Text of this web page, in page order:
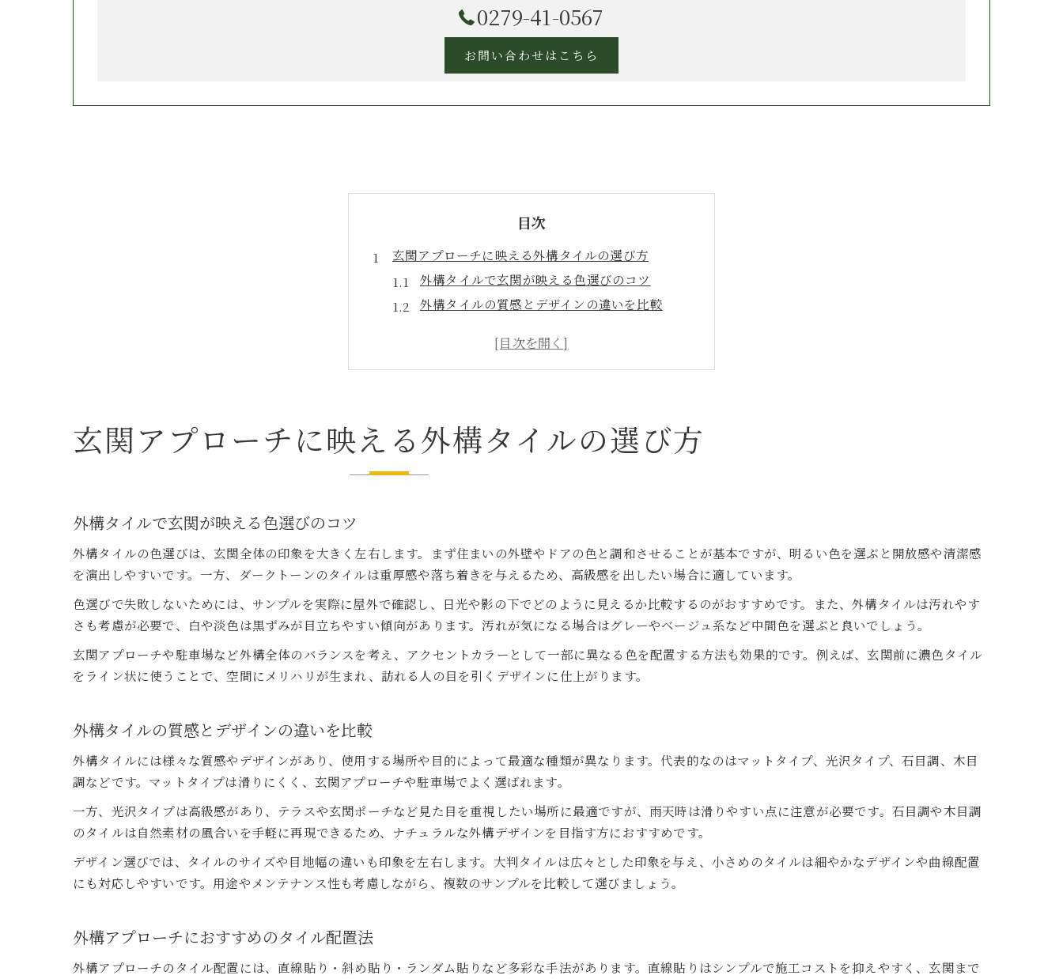
0279-41-0567
お問い合わせはこちら
目次
玄関アプローチに映える外構タイルの選び方
外構タイルで玄関が映える色選びのコツ
外構タイルの質感とデザインの違いを比較
外構タイルで玄関をおしゃれに見せる工夫
外構タイルとコンクリートの費用差と特徴
外構タイルの初期費用と維持コストを比較
外構タイルとコンクリートで迷うポイント
快適な駐車場に外構タイルを使うメリット
外構タイルで駐車場が快適になる理由
外構タイル駐車場のメンテナンス性を解説
外構タイルを使った駐車スペースの利便性
外構タイルで防汚・耐久性を高める方法
車との相性が良い外構タイルの選び方
外構タイル選びで重視すべきポイント
おしゃれな外構タイルのバリエーション
外構タイルの性能比較と選定のコツ
DIYで実現できる外構タイルの貼り方とは
外構タイルDIYに必要な道具と準備
初心者でもできる外構タイル貼り方ガイド
外構タイル置くだけ施工のメリット紹介
玄関アプローチに映える外構タイルの選び方
外構タイルで玄関が映える色選びのコツ
外構タイルの色選びは、玄関全体の印象を大きく左右します。まず住まいの外壁やドアの色と調和させることが基本ですが、明るい色を選ぶと開放感や清潔感
を演出しやすいです。一方、ダークトーンのタイルは重厚感や落ち着きを与えるため、高級感を出したい場合に適しています。
色選びで失敗しないためには、サンプルを実際に屋外で確認し、日光や影の下でどのように見えるか比較するのがおすすめです。また、外構タイルは汚れやす
さも考慮が必要で、白や淡色は黒ずみが目立ちやすい傾向があります。汚れが気になる場合はグレーやベージュ系など中間色を選ぶと良いでしょう。
玄関アプローチや駐車場など外構全体のバランスを考え、アクセントカラーとして一部に異なる色を配置する方法も効果的です。例えば、玄関前に濃色タイル
をライン状に使うことで、空間にメリハリが生まれ、訪れる人の目を引くデザインに仕上がります。
外構タイルの質感とデザインの違いを比較
外構タイルには様々な質感やデザインがあり、使用する場所や目的によって最適な種類が異なります。代表的なのはマットタイプ、光沢タイプ、石目調、木目
調などです。マットタイプは滑りにくく、玄関アプローチや駐車場でよく選ばれます。
一方、光沢タイプは高級感があり、テラスや玄関ポーチなど見た目を重視したい場所に最適ですが、雨天時は滑りやすい点に注意が必要です。石目調や木目調
のタイルは自然素材の風合いを手軽に再現できるため、ナチュラルな外構デザインを目指す方におすすめです。
デザイン選びでは、タイルのサイズや目地幅の違いも印象を左右します。大判タイルは広々とした印象を与え、小さめのタイルは細やかなデザインや曲線配置
にも対応しやすいです。用途やメンテナンス性も考慮しながら、複数のサンプルを比較して選びましょう。
外構アプローチにおすすめのタイル配置法
外構アプローチのタイル配置には、直線貼り・斜め貼り・ランダム貼りなど多彩な手法があります。直線貼りはシンプルで施工コストを抑えやすく、玄関まで